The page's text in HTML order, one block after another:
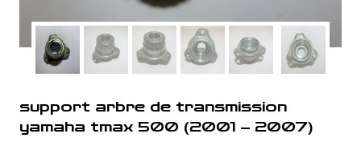
support arbre de transmission
yamaha tmax 500 (2001 – 2007)